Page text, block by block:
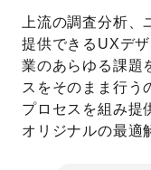
上流の調査分析、
提供できるUXデ
業のあらゆる課題
スをそのまま行う
プロセスを組み提
オリジナルの最適